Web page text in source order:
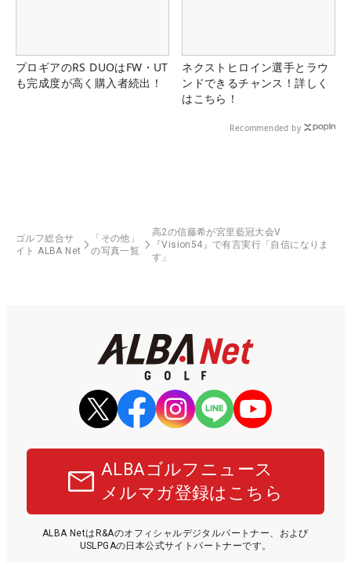
プロギアのRS DUOはFW・UT
も完成度が高く購入者続出！
ネクストヒロイン選手とラウ
ンドできるチャンス！詳しく
はこちら！
Recommended by
ゴルフ総合サ
イト ALBA Net
「その他」
の写真一覧
高2の信藤希が宮里藍冠大会V
『Vision54』で有言実行「自信になりま
す」
ALBAゴルフニュース
メルマガ登録はこちら
ALBA NetはR&Aのオフィシャルデジタルパートナー、および
USLPGAの日本公式サイトパートナーです。